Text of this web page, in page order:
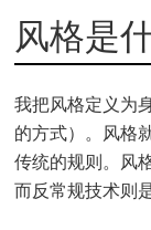
风格是
我把风格定义为
的方式）。风格
传统的规则。风
而反常规技术则